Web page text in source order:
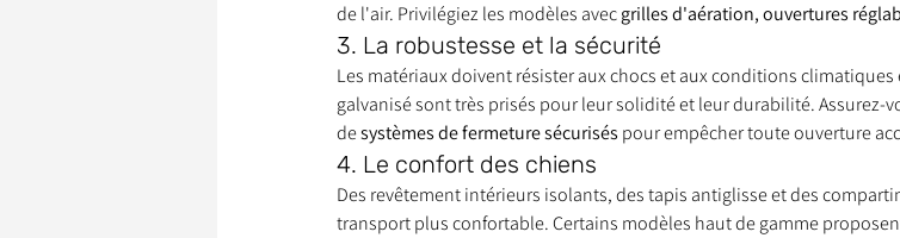
de l'air. Privilégiez les modèles avec grilles d'aération, ouvertures
3. La robustesse et la sécurité
Les matériaux doivent résister aux chocs et aux conditions
galvanisé sont très prisés pour leur solidité et leur durabilité. Assurez-
de systèmes de fermeture sécurisés pour empêcher toute ouverture
4. Le confort des chiens
Des revêtement intérieurs isolants, des tapis antiglisse et des
transport plus confortable. Certains modèles haut de gamme